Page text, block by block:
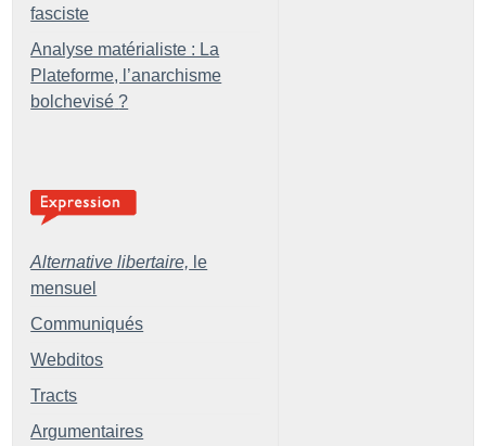
fasciste
Analyse matérialiste : La
Plateforme, l’anarchisme
bolchevisé ?
Alternative libertaire, le
mensuel
Communiqués
Webditos
Tracts
Argumentaires